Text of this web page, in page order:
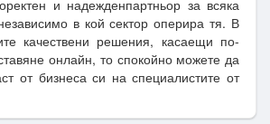
и надежденпартньор за всяка
в кой сектор оперира тя. В
качествени решения, касаещи по-
онлайн, то спокойно можете да
от бизнеса си на специалистите от